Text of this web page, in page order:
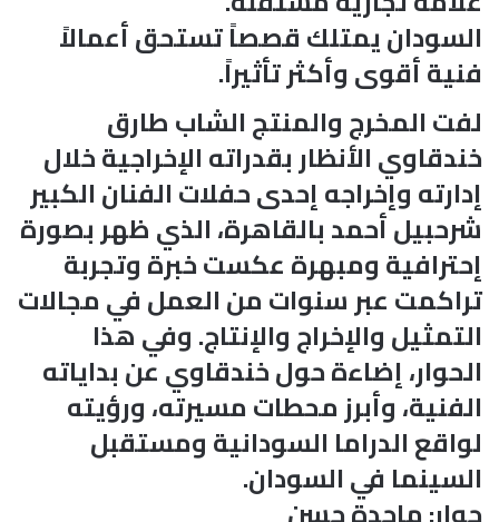
السودان يمتلك قصصاً تستحق أعمالاً
فنية أقوى وأكثر تأثيراً.
لفت المخرج والمنتج الشاب طارق
خندقاوي الأنظار بقدراته الإخراجية خلال
إدارته وإخراجه إحدى حفلات الفنان الكبير
شرحبيل أحمد بالقاهرة، الذي ظهر بصورة
إحترافية ومبهرة عكست خبرة وتجربة
تراكمت عبر سنوات من العمل في مجالات
التمثيل والإخراج والإنتاج. وفي هذا
الحوار، إضاءة حول خندقاوي عن بداياته
الفنية، وأبرز محطات مسيرته، ورؤيته
لواقع الدراما السودانية ومستقبل
السينما في السودان.